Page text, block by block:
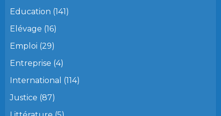
Education (141)
Elévage (16)
Emploi (29)
Entreprise (4)
International (114)
Justice (87)